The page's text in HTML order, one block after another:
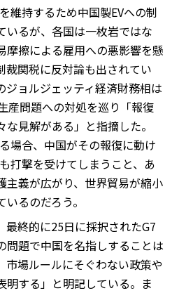
維持するため中国製EVへの制
いるが、各国は一枚岩ではな
摩擦による雇用への悪影響を懸
裁関税に反対論も出されてい
ジョルジェッティ経済財務相は
産問題への対処を巡り「報復
見解がある」と指摘した。
場合、中国がその報復に動け
打撃を受けてしまうこと、あ
主義が広がり、世界貿易が縮小
るのだろう。
最終的に25日に採択されたG7
問題で中国を名指しすることは
市場ルールにそぐわない政策や
明する」と明記している。ま